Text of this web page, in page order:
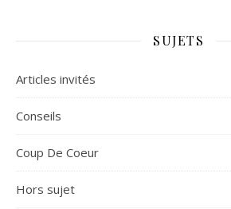
SUJETS
Articles invités
Conseils
Coup De Coeur
Hors sujet